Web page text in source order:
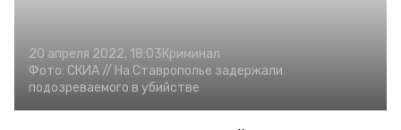
20 апреля 2022, 18:03Криминал
Фото: СКИА // На Ставрополье задержали
подозреваемого в убийстве